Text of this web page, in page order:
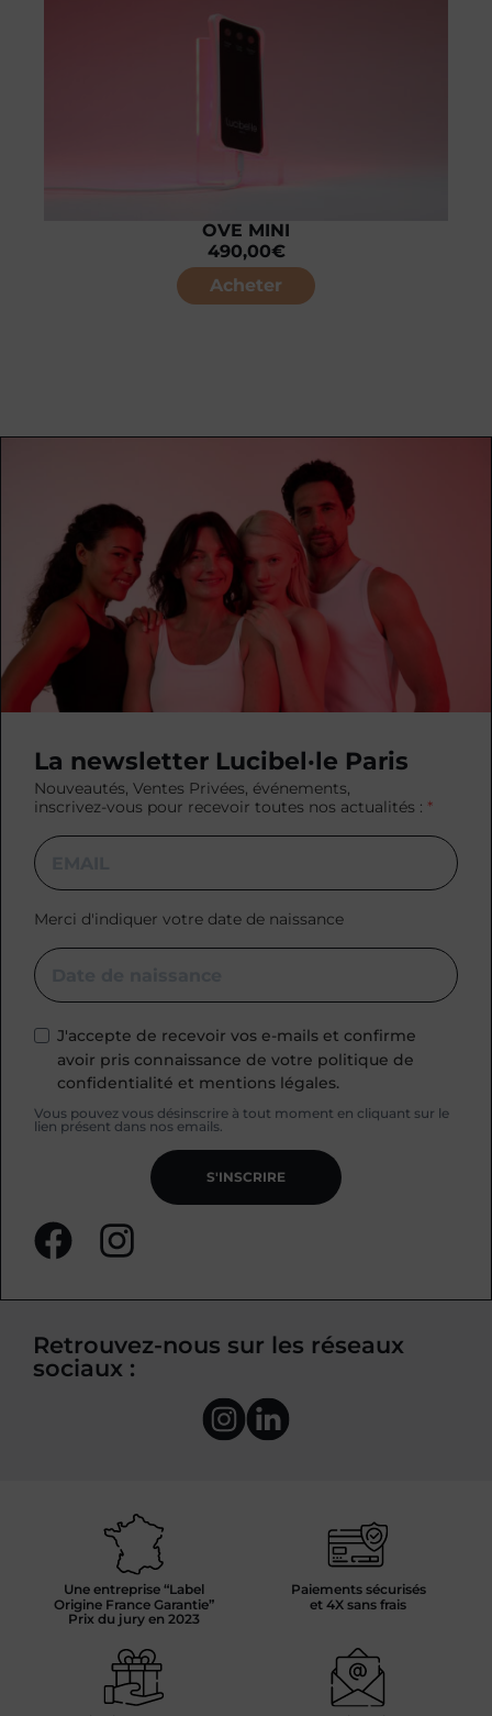
OVE MINI
490,00€
Acheter
La newsletter Lucibel·le Paris
Nouveautés, Ventes Privées, événements,
inscrivez-vous pour recevoir toutes nos actualités :
Merci d'indiquer votre date de naissance
J'accepte de recevoir vos e-mails et confirme
avoir pris connaissance de votre politique de
confidentialité et mentions légales.
Vous pouvez vous désinscrire à tout moment en cliquant sur le
lien présent dans nos emails.
S'INSCRIRE
Retrouvez-nous sur les réseaux
sociaux :
Une entreprise “Label
Origine France Garantie”
Prix du jury en 2023
Paiements sécurisés
et 4X sans frais